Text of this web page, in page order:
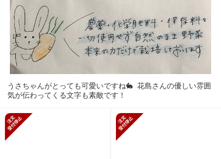
うさちゃんがとっても可愛いですね🐇 花島さんの優しい雰囲
気が伝わってくる文字も素敵です！